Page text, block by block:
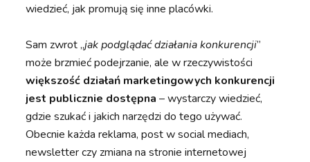
wiedzieć, jak promują się inne placówki.
Sam zwrot „jak podglądać działania konkurencji”
może brzmieć podejrzanie, ale w rzeczywistości
większość działań marketingowych konkurencji
jest publicznie dostępna – wystarczy wiedzieć,
gdzie szukać i jakich narzędzi do tego używać.
Obecnie każda reklama, post w social mediach,
newsletter czy zmiana na stronie internetowej